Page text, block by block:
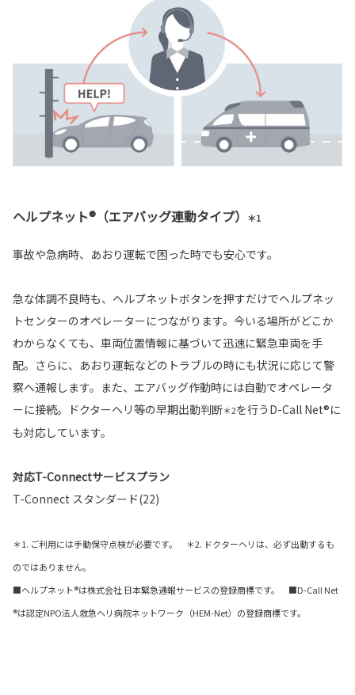
ヘルプネット®（エアバッグ連動タイプ） ＊1
事故や急病時、あおり運転で困った時でも安心です。
急な体調不良時も、ヘルプネットボタンを押すだけでヘルプネッ
トセンターのオペレーターにつながります。今いる場所がどこか
わからなくても、車両位置情報に基づいて迅速に緊急車両を手
配。さらに、あおり運転などのトラブルの時にも状況に応じて警
察へ通報します。また、エアバッグ作動時には自動でオペレータ
ーに接続。ドクターヘリ等の早期出動判断＊2を行うD-Call Net®に
も対応しています。
対応T-Connectサービスプラン
T-Connect スタンダード(22)
＊1. ご利用には手動保守点検が必要です。 ＊2. ドクターヘリは、必ず出動するも
のではありません。
■ヘルプネット®は株式会社 日本緊急通報サービスの登録商標です。 ■D-Call Net
®は認定NPO法人救急ヘリ病院ネットワーク（HEM-Net）の登録商標です。